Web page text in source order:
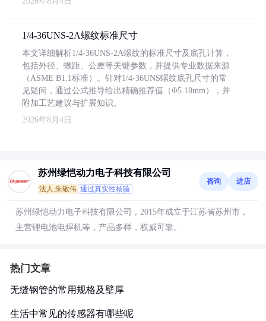
1/4-36UNS-2A螺纹标准尺寸
本文详细解析1/4-36UNS-2A螺纹的标准尺寸及底孔计算，
包括外径、螺距、公差等关键参数，并提供专业数据来源
（ASME B1.1标准）。针对1/4-36UNS螺纹底孔尺寸的常
见疑问，通过公式推导给出精确推荐值（Φ5.18mm），并
附加工艺建议与扩展知识。
2026年8月4日
苏州绿恺动力电子科技有限公司
法人:朱敬伟 通过真实性核验
咨询 进店
苏州绿恺动力电子科技有限公司，2015年成立于江苏省苏州市，
主营锂电池电焊机等，产品多样，权威可靠。
热门文章
无缝钢管的常用规格及壁厚
生活中常见的传感器有哪些呢